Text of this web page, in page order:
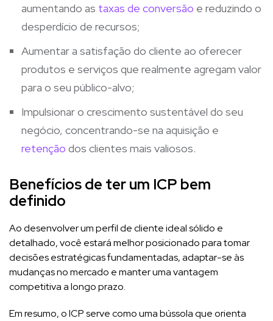
aumentando as taxas de conversão e reduzindo o
desperdício de recursos;
Aumentar a satisfação do cliente ao oferecer
produtos e serviços que realmente agregam valor
para o seu público-alvo;
Impulsionar o crescimento sustentável do seu
negócio, concentrando-se na aquisição e
retenção dos clientes mais valiosos.
Benefícios de ter um ICP bem
definido
Ao desenvolver um perfil de cliente ideal sólido e
detalhado, você estará melhor posicionado para tomar
decisões estratégicas fundamentadas, adaptar-se às
mudanças no mercado e manter uma vantagem
competitiva a longo prazo.
Em resumo, o ICP serve como uma bússola que orienta